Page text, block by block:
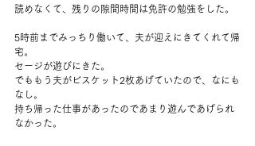
読めなくて、残りの隙間時間は免許の勉強をした。
5時前までみっちり働いて、夫が迎えにきてくれて帰
宅。
セージが遊びにきた。
でももう夫がビスケット2枚あげていたので、なにも
なし。
持ち帰った仕事があったのであまり遊んであげられ
なかった。